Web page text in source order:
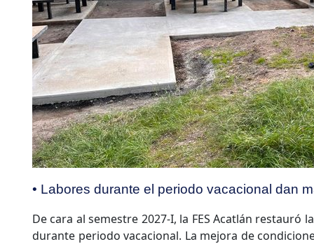
• Labores durante el periodo vacacional dan
De cara al semestre 2027-I, la FES Acatlán restauró
durante periodo vacacional. La mejora de